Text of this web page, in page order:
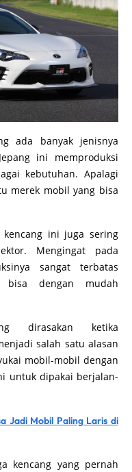
ada banyak jenisnya
ini memproduksi
kebutuhan. Apalagi
merek mobil yang bisa
ini juga sering
Mengingat pada
sangat terbatas
dengan mudah
dirasakan ketika
salah satu alasan
mobil-mobil dengan
untuk dipakai berjalan-
Jadi Mobil Paling Laris di
kencang yang pernah